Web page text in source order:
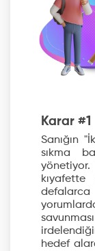
Karar #1
Sanığın
sıkma
hedef